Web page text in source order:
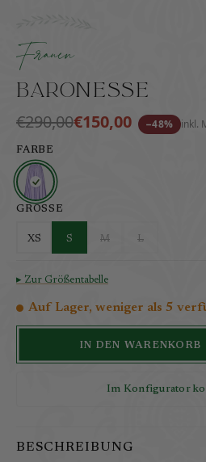
Frauen
Baronesse
€290,00€150,00 −48% inkl.
FARBE
GRÖSSE
XS S M L
▸ Zur Größentabelle
Auf Lager, weniger als 5
IN DEN WARENKORB
Im Konfigurator
BESCHREIBUNG